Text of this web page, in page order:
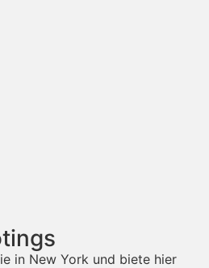
in New York und biete hier